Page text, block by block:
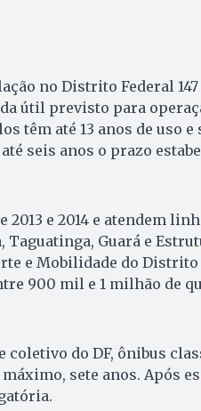
no Distrito Federal
útil previsto para
têm até 13 anos de uso e
seis anos o prazo
e 2014 e atendem
Guará e
e Mobilidade do Distrito
900 mil e 1 milhão de
coletivo do DF, ônibus
sete anos. Após